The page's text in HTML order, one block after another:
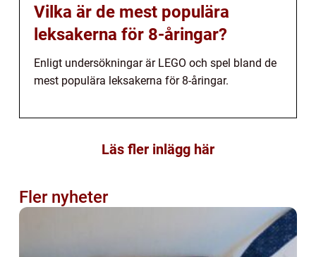
Vilka är de mest populära
leksakerna för 8-åringar?
Enligt undersökningar är LEGO och spel bland de
mest populära leksakerna för 8-åringar.
Läs fler inlägg här
Fler nyheter